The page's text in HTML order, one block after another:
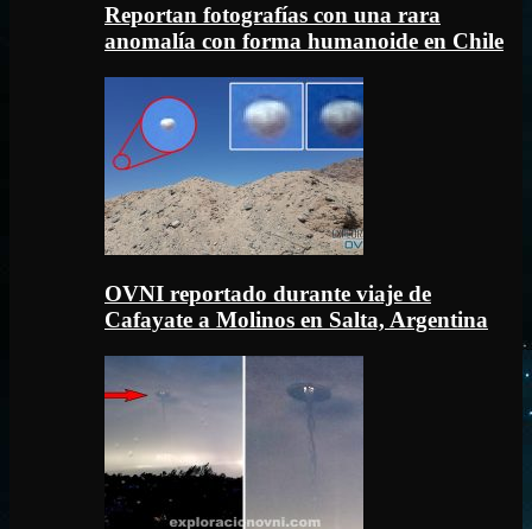
Reportan fotografías con una rara
anomalía con forma humanoide en Chile
OVNI reportado durante viaje de
Cafayate a Molinos en Salta, Argentina